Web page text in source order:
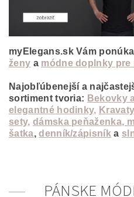
myElegans.sk Vám ponúka
ženy a módne doplnky pre
Najobľúbenejší a
sortiment tvoria: Bekovky
elegantné hodinky,
sety, dámska peňaženka,
šatka,denník/zápisník a
PÁNSKE